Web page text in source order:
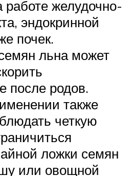
работе желудочно-
эндокринной
почек.
льна может
после родов.
также
четкую
ложки семян
или овощной